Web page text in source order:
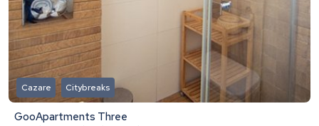
Cazare Citybreaks
GooApartments Three